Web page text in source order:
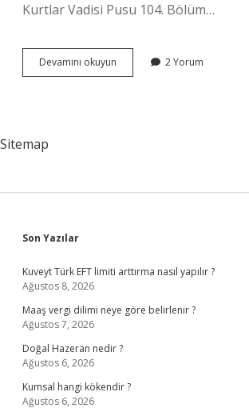
Kurtlar Vadisi Pusu 104. Bölüm…
Devamını okuyun
Hangi
2 Yorum
Sitemap
Sidebar
Son Yazılar
Kuveyt Türk EFT limiti arttırma nasıl yapılır ?
Ağustos 8, 2026
Maaş vergi dilimi neye göre belirlenir ?
Ağustos 7, 2026
Doğal Hazeran nedir ?
Ağustos 6, 2026
Kumsal hangi kökendir ?
Ağustos 6, 2026